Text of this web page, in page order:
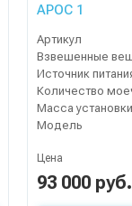
АРОС 1
Артикул
Модель
Цена
93 000 руб.